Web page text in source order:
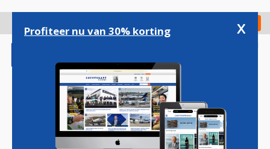
gaan
Check in
Magazine Podcasts Vacatures
Profiteer nu van 30% korting x